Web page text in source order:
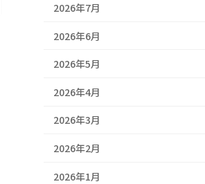
2026年7月
2026年6月
2026年5月
2026年4月
2026年3月
2026年2月
2026年1月